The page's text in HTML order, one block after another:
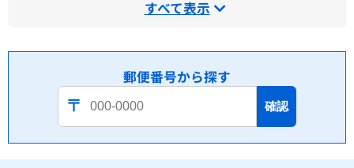
すべて表示
郵便番号から探す
確認